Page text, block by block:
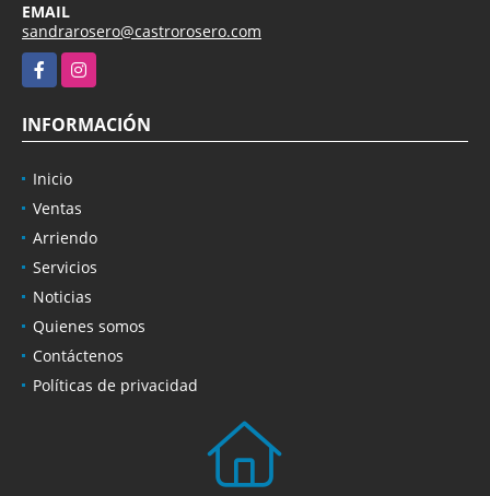
EMAIL
sandrarosero@castrorosero.com
FacebookInstagram
INFORMACIÓN
Inicio
Ventas
Arriendo
Servicios
Noticias
Quienes somos
Contáctenos
Políticas de privacidad